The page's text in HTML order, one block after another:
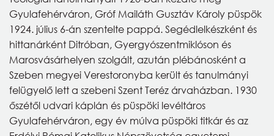
Gyulafehérváron, Gróf Mailáth Gusztáv Károly püspök
1924. július 6-án szentelte pappá. Segédlelkészként és
hittanárként Ditróban, Gyergyószentmiklóson és
Marosvásárhelyen szolgált, azután plébánosként a
Szeben megyei Verestoronyba került és tanulmányi
felügyelő lett a szebeni Szent Teréz árvaházban. 1930
őszétől udvari káplán és püspöki levéltáros
Gyulafehérváron, egy év múlva püspöki titkár és az